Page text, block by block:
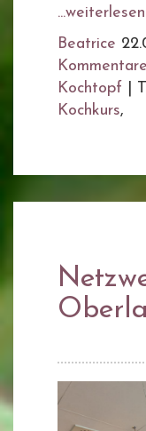
...weiterlesen
Beatrice
Kommentare
Kochtopf
Kochkurs,